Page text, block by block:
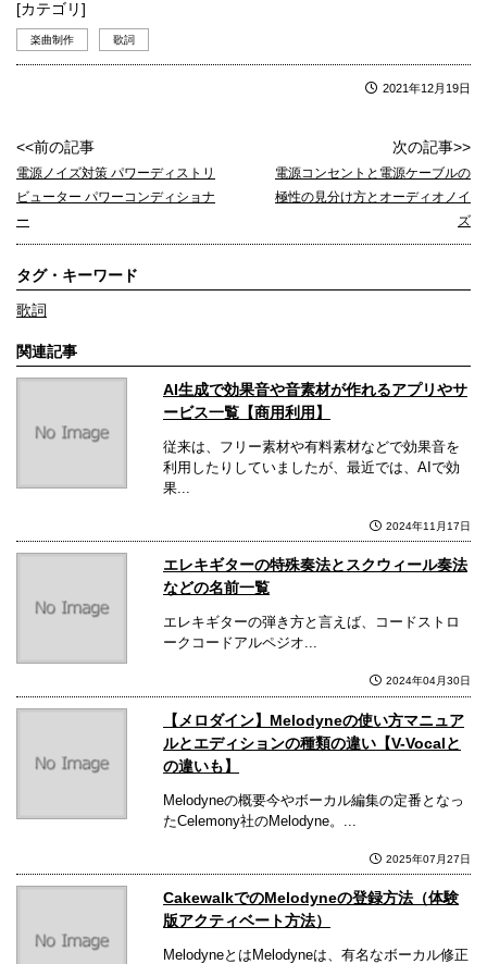
[カテゴリ]
楽曲制作 歌詞
2021年12月19日
<<前の記事
電源ノイズ対策 パワーディストリ
ビューター パワーコンディショナ
ー
次の記事>>
電源コンセントと電源ケーブルの
極性の見分け方とオーディオノイ
ズ
タグ・キーワード
歌詞
関連記事
AI生成で効果音や音素材が作れるアプリやサ
ービス一覧【商用利用】
従来は、フリー素材や有料素材などで効果音を
利用したりしていましたが、最近では、AIで効
果...
2024年11月17日
エレキギターの特殊奏法とスクウィール奏法
などの名前一覧
エレキギターの弾き方と言えば、コードストロ
ークコードアルペジオ...
2024年04月30日
【メロダイン】Melodyneの使い方マニュア
ルとエディションの種類の違い【V-Vocalと
の違いも】
Melodyneの概要今やボーカル編集の定番となっ
たCelemony社のMelodyne。...
2025年07月27日
CakewalkでのMelodyneの登録方法（体験
版アクティベート方法）
MelodyneとはMelodyneは、有名なボーカル修正